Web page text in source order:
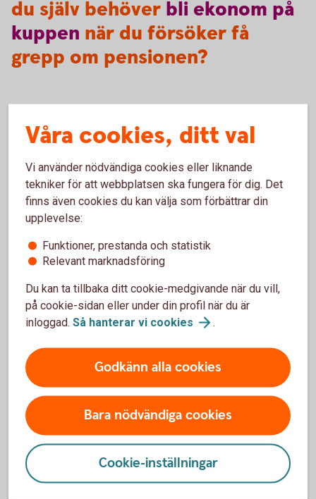
du själv behöver bli ekonom på
kuppen när du försöker få
grepp om pensionen?
minpension. se
. Där kan du se precis hur dina
uträkningar ser ut och vad du kommer att få ut när du går i
pension.
Pension
Pension - mer information
Börja pensionsspara
Låt oss hjälpa dig att komma igång med
pensionssparandet till din framtida pension!
Pensionsspara - räkna ut dinpension
Våra cookies, ditt val
Vi använder nödvändiga cookies eller liknande
tekniker för att webbplatsen ska fungera för dig. Det
finns även cookies du kan välja som förbättrar din
upplevelse:
Funktioner, prestanda och statistik
Relevant marknadsföring
Du kan ta tillbaka ditt cookie-medgivande när du vill,
på cookie-sidan eller under din profil när du är
inloggad. Så hanterar vi cookies .
Godkänn alla cookies
Bara nödvändiga cookies
Cookie-inställningar